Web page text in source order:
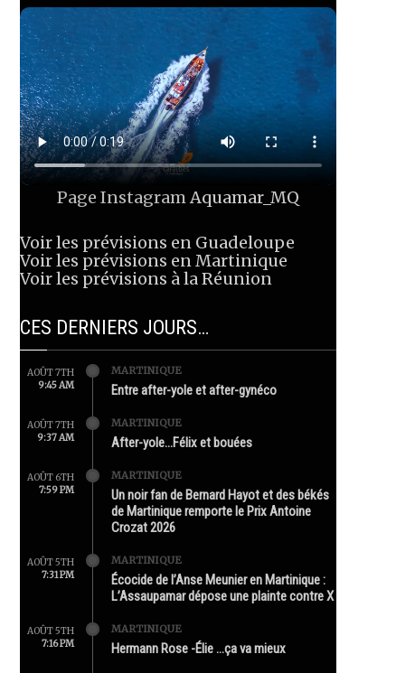
Page InstagramAquamar_MQ
Voir les prévisions en Guadeloupe
Voir les prévisions en Martinique
Voir les prévisions à la Réunion
CES DERNIERS JOURS…
AOÛT 7TH
9:45 AM
MARTINIQUE
Entre after-yole et after-gynéco
AOÛT 7TH
9:37 AM
MARTINIQUE
After-yole…Félix et bouées
AOÛT 6TH
7:59 PM
MARTINIQUE
Un noir fan de Bernard Hayot et des békés
de Martinique remporte le Prix Antoine
Crozat 2026
AOÛT 5TH
7:31 PM
MARTINIQUE
Écocide de l’Anse Meunier en Martinique :
L’Assaupamar dépose une plainte contre X
AOÛT 5TH
7:16 PM
MARTINIQUE
Hermann Rose -Élie …ça va mieux